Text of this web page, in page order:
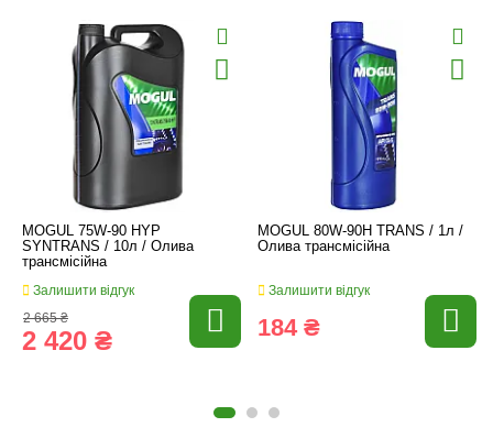
MOGUL 75W-90 HYP
SYNTRANS / 10л / Олива
трансмісійна
Залишити відгук
2 665 ₴
2 420 ₴
MOGUL 80W-90H TRANS / 1л /
Олива трансмісійна
Залишити відгук
184 ₴